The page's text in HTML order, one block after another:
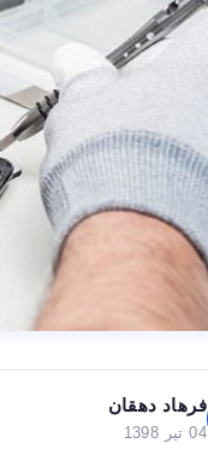
فرهاد دهقان
04 تیر 1398